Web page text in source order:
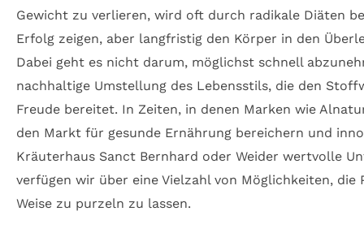
Gewicht zu verlieren, wird oft durch radikale Diäten
Erfolg zeigen, aber langfristig den Körper in den
Dabei geht es nicht darum, möglichst schnell
nachhaltige Umstellung des Lebensstils, die den
Freude bereitet. In Zeiten, in denen Marken wie
den Markt für gesunde Ernährung bereichern und
Kräuterhaus Sanct Bernhard oder Weider wertvolle
verfügen wir über eine Vielzahl von Möglichkeiten, die
Weise zu purzeln zu lassen.